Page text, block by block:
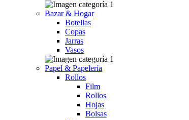
Bazar & Hogar
Botellas
Copas
Jarras
Vasos
Papel & Papelería
Rollos
Film
Rollos
Hojas
Bolsas